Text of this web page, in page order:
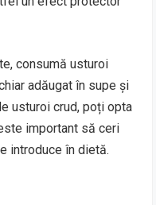
consumă usturoi
adăugat în supe și
usturoi crud, poți opta
important să ceri
introduce în dietă.